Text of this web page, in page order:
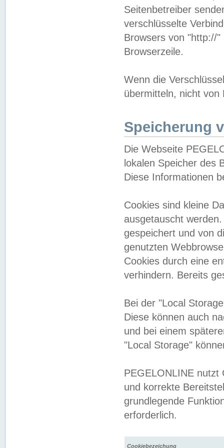
Seitenbetreiber
verschlüsselte
Browsers von "http://
Browserzeile.
Wenn die
übermitteln, nicht von
Speicherung
Die Webseite
lokalen Speicher des
Diese Informationen
Cookies sind kleine
ausgetauscht
gespeichert und von
genutzten
Cookies durch eine
verhindern. Bereits
Bei der "Local
Diese können auch
und bei einem
"Local Storage"
PEGELONLINE nutzt
und korrekte
grundlegende
erforderlich.
Cookiebezeichung